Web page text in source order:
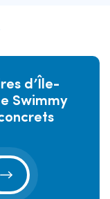
d’Île-
Swimmy